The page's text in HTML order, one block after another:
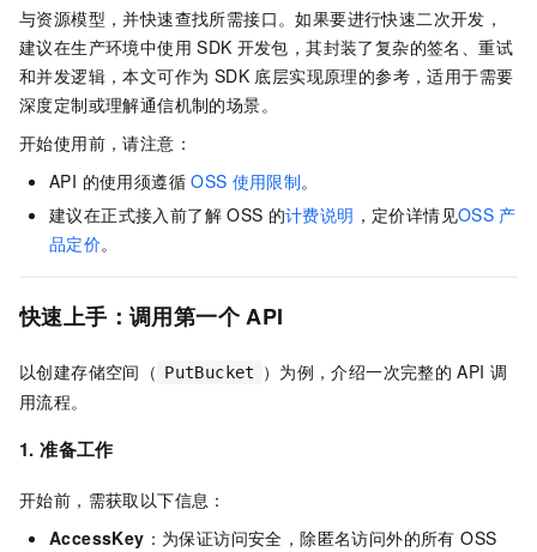
与资源模型，并快速查找所需接口。如果要进行快速二次开发，
建议在生产环境中使用 SDK 开发包，其封装了复杂的签名、重试
和并发逻辑，本文可作为 SDK 底层实现原理的参考，适用于需要
深度定制或理解通信机制的场景。
开始使用前，请注意：
API 的使用须遵循 OSS 使用限制。
建议在正式接入前了解 OSS 的计费说明 ，定价详情见OSS 产
品定价。
快速上手：调用第一个 API
以创建存储空间（ PutBucket ）为例，介绍一次完整的 API 调
用流程。
1. 准备工作
开始前，需获取以下信息：
AccessKey ：为保证访问安全，除匿名访问外的所有 OSS